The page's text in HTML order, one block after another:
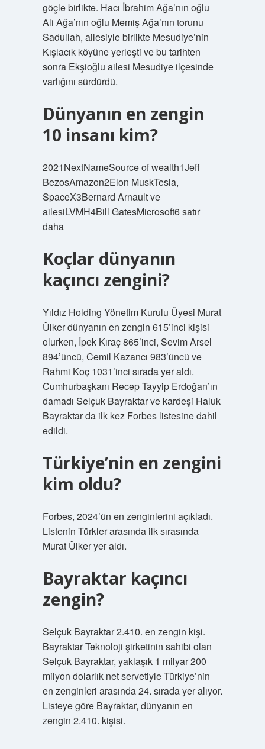
göçle birlikte. Hacı İbrahim Ağa’nın oğlu
Ali Ağa’nın oğlu Memiş Ağa’nın torunu
Sadullah, ailesiyle birlikte Mesudiye’nin
Kışlacık köyüne yerleşti ve bu tarihten
sonra Ekşioğlu ailesi Mesudiye ilçesinde
varlığını sürdürdü.
Dünyanın en zengin
10 insanı kim?
2021NextNameSource of wealth1Jeff
BezosAmazon2Elon MuskTesla,
SpaceX3Bernard Arnault ve
ailesiLVMH4Bill GatesMicrosoft6 satır
daha
Koçlar dünyanın
kaçıncı zengini?
Yıldız Holding Yönetim Kurulu Üyesi Murat
Ülker dünyanın en zengin 615’inci kişisi
olurken, İpek Kıraç 865’inci, Sevim Arsel
894’üncü, Cemil Kazancı 983’üncü ve
Rahmi Koç 1031’inci sırada yer aldı.
Cumhurbaşkanı Recep Tayyip Erdoğan’ın
damadı Selçuk Bayraktar ve kardeşi Haluk
Bayraktar da ilk kez Forbes listesine dahil
edildi.
Türkiye’nin en zengini
kim oldu?
Forbes, 2024’ün en zenginlerini açıkladı.
Listenin Türkler arasında ilk sırasında
Murat Ülker yer aldı.
Bayraktar kaçıncı
zengin?
Selçuk Bayraktar 2.410. en zengin kişi.
Bayraktar Teknoloji şirketinin sahibi olan
Selçuk Bayraktar, yaklaşık 1 milyar 200
milyon dolarlık net servetiyle Türkiye’nin
en zenginleri arasında 24. sırada yer alıyor.
Listeye göre Bayraktar, dünyanın en
zengin 2.410. kişisi.